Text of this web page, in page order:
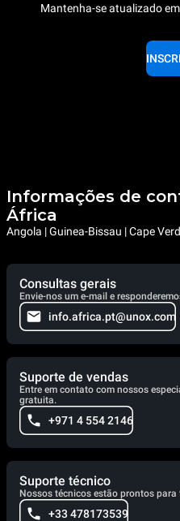
Mantenha-se atualizado
Informações de
África
Angola | Guinea-Bissau | Cape
Consultas gerais
Envie-nos um e-mail e
info.africa.pt@unox.com
Suporte de vendas
Entre em contato com nossos
gratuita.
+971 4 554 2146
Suporte técnico
Nossos técnicos estão prontos para
+33 478173539